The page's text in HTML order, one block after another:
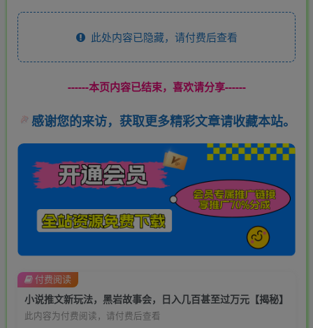
此处内容已隐藏，请付费后查看
------本页内容已结束，喜欢请分享------
感谢您的来访，获取更多精彩文章请收藏本站。
小说推文新玩法，黑岩故事会，日入几百甚至过万元【揭秘】
此内容为付费阅读，请付费后查看
付费阅读